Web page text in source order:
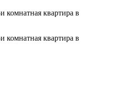
комнатная квартира в
комнатная квартира в